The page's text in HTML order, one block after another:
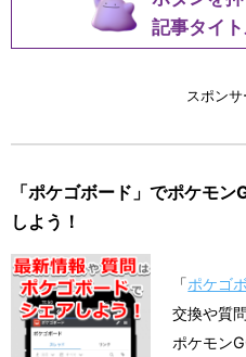
記事タイ
スポン
「ポケゴボード」でポケモ
しよう！
「ポケゴ
交換や質
ポケモン